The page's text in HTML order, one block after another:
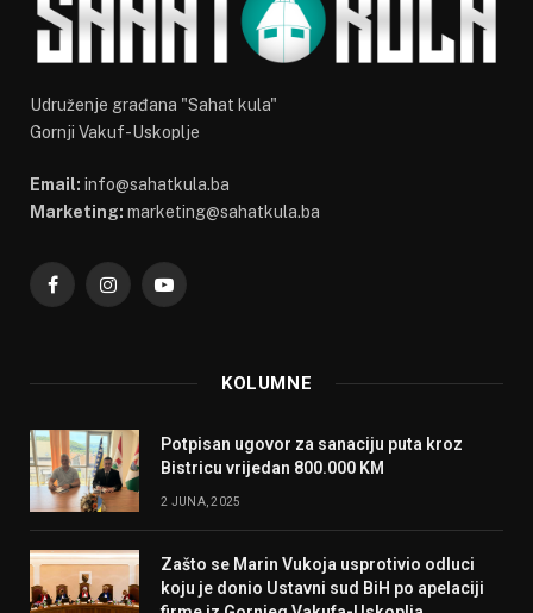
Udruženje građana "Sahat kula"
Gornji Vakuf-Uskoplje
Email: info@sahatkula.ba
Marketing: marketing@sahatkula.ba
FacebookInstagramYouTube
KOLUMNE
Potpisan ugovor za sanaciju puta kroz
Bistricu vrijedan 800.000 KM
2 JUNA, 2025
Zašto se Marin Vukoja usprotivio odluci
koju je donio Ustavni sud BiH po apelaciji